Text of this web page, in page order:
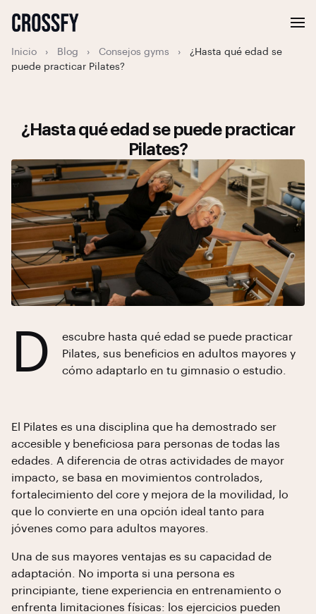
Inicio › Blog › Consejos gyms ›
¿Hasta qué edad se
puede practicar Pilates?
¿Hasta qué edad se puede practicar
Pilates?
D
escubre hasta qué edad se puede practicar
Pilates, sus beneficios en adultos mayores y
cómo adaptarlo en tu gimnasio o estudio.
El Pilates es una disciplina que ha demostrado ser
accesible y beneficiosa para personas de todas las
edades. A diferencia de otras actividades de mayor
impacto, se basa en movimientos controlados,
fortalecimiento del core y mejora de la movilidad, lo
que lo convierte en una opción ideal tanto para
jóvenes como para adultos mayores.
Una de sus mayores ventajas es su capacidad de
adaptación. No importa si una persona es
principiante, tiene experiencia en entrenamiento o
enfrenta limitaciones físicas: los ejercicios pueden